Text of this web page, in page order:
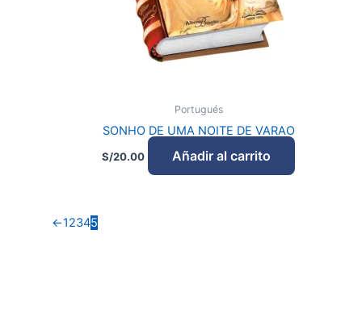
Portugués
SONHO DE UMA NOITE DE VARAO
S/20.00 Añadir al carrito
←12345